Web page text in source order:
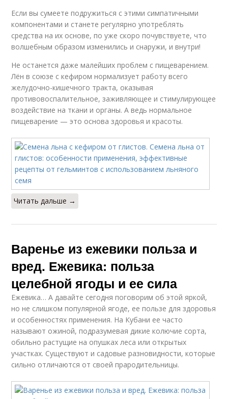
Если вы сумеете подружиться с этими симпатичными
компонентами и станете регулярно употреблять
средства на их основе, по уже скоро почувствуете, что
волшебным образом изменились и снаружи, и внутри!
Не останется даже малейших проблем с пищеварением.
Лён в союзе с кефиром нормализует работу всего
желудочно-кишечного тракта, оказывая
противовоспалительное, заживляющее и стимулирующее
воздействие на ткани и органы. А ведь нормальное
пищеварение — это основа здоровья и красоты.
Читать дальше →
Варенье из ежевики польза и
вред. Ежевика: польза
целебной ягоды и ее сила
Ежевика… А давайте сегодня поговорим об этой яркой,
но не слишком популярной ягоде, ее пользе для здоровья
и особенностях применения. На Кубани ее часто
называют ожиной, подразумевая дикие колючие сорта,
обильно растущие на опушках леса или открытых
участках. Существуют и садовые разновидности, которые
сильно отличаются от своей прародительницы.